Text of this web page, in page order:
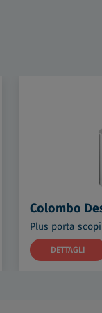
Colombo
DETTAGLI